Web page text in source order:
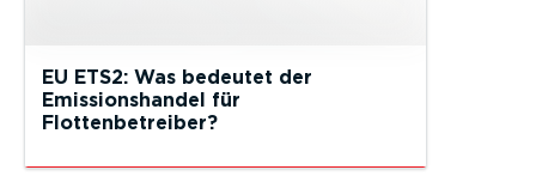
EU ETS2: Was bedeutet der
Emissionshandel für
Flottenbetreiber?